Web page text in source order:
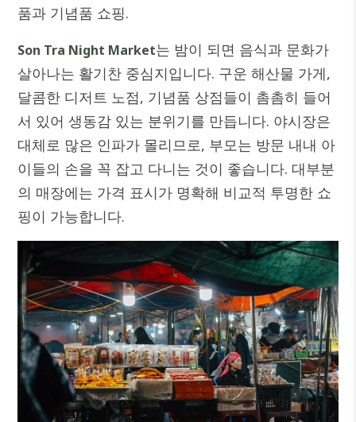
품과 기념품 쇼핑.
Son Tra Night Market는 밤이 되면 음식과 문화가
살아나는 활기찬 중심지입니다. 구운 해산물 가게,
달콤한 디저트 노점, 기념품 상점들이 촘촘히 들어
서 있어 생동감 있는 분위기를 만듭니다. 야시장은
대체로 많은 인파가 몰리므로, 부모는 방문 내내 아
이들의 손을 꼭 잡고 다니는 것이 좋습니다. 대부분
의 매장에는 가격 표시가 명확해 비교적 투명한 쇼
핑이 가능합니다.